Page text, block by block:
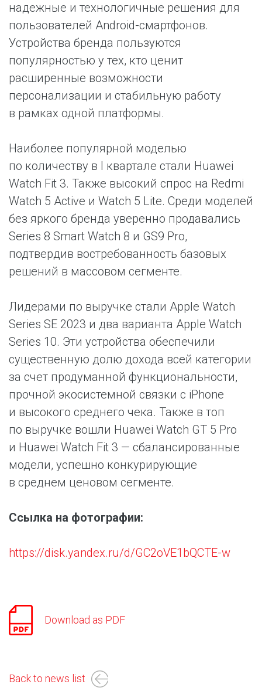
надежные и технологичные решения для
пользователей Android-смартфонов.
Устройства бренда пользуются
популярностью у тех, кто ценит
расширенные возможности
персонализации и стабильную работу
в рамках одной платформы.
Наиболее популярной моделью
по количеству в I квартале стали Huawei
Watch Fit 3. Также высокий спрос на Redmi
Watch 5 Active и Watch 5 Lite. Среди моделей
без яркого бренда уверенно продавались
Series 8 Smart Watch 8 и GS9 Pro,
подтвердив востребованность базовых
решений в массовом сегменте.
Лидерами по выручке стали Apple Watch
Series SE 2023 и два варианта Apple Watch
Series 10. Эти устройства обеспечили
существенную долю дохода всей категории
за счет продуманной функциональности,
прочной экосистемной связки с iPhone
и высокого среднего чека. Также в топ
по выручке вошли Huawei Watch GT 5 Pro
и Huawei Watch Fit 3 — сбалансированные
модели, успешно конкурирующие
в среднем ценовом сегменте.
Ссылка на фотографии:
https://disk.yandex.ru/d/GC2oVE1bQCTE-w
Download as PDF
Back to news list